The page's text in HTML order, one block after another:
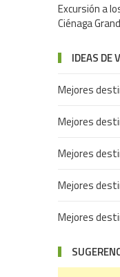
Excursión a
Ciénaga
IDEAS DE
Mejores
Mejores
Mejores
Mejores
Mejores